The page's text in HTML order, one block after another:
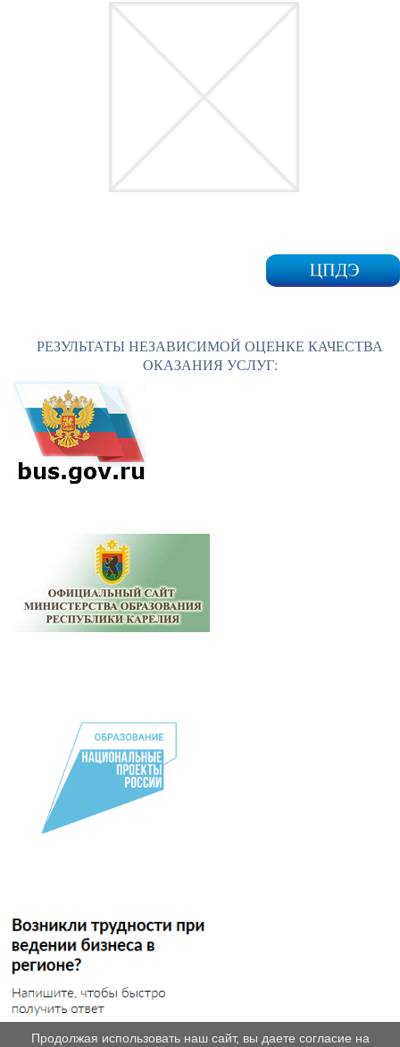
РЕЗУЛЬТАТЫ НЕЗАВИСИМОЙ ОЦЕНКЕ КАЧЕСТВА
ОКАЗАНИЯ УСЛУГ:
Продолжая использовать наш сайт, вы даете согласие на